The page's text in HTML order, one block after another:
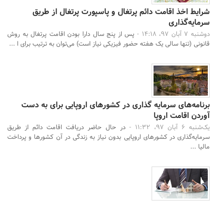
شرایط اخذ اقامت دائم پرتغال و پاسپورت پرتغال از طریق
سرمایه‌گذاری
دوشنبه 7 آبان 97، 14:18 -
پس از پنج سال دارا بودن اقامت پرتغال به روش
قانونی (تنها سالی یک هفته حضور فیزیکی نیاز است) می‌توان به ترتیب برای ا ...
برنامه‌های سرمایه گذاری در کشورهای اروپایی برای به دست
آوردن اقامت اروپا
یک‌شنبه 6 آبان 97، 11:32 -
در حال حاضر دریافت اقامت دائم از طریق
سرمایه‌گذاری در کشورهای اروپایی بدون نیاز به زندگی در آن کشورها و پرداخت
مالیا ...